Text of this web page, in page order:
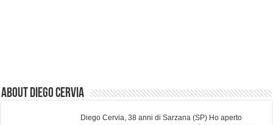
About Diego Cervia
Diego Cervia, 38 anni di Sarzana (SP) Ho aperto